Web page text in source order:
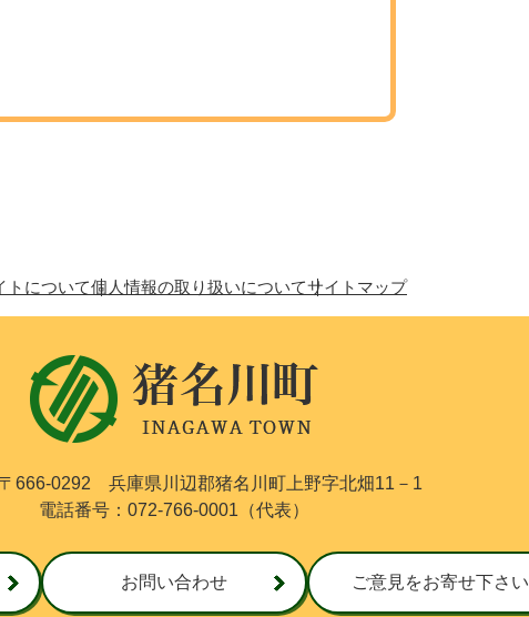
トについて個人情報の取り扱いについてサイトマップ
猪
名
川
町
N
G
W
A
T
666-0292 兵庫県川辺郡猪名川町上野字北畑11－1
電話番号：072-766-0001（代表）
お問い合わせ ご意見をお寄せ下さい